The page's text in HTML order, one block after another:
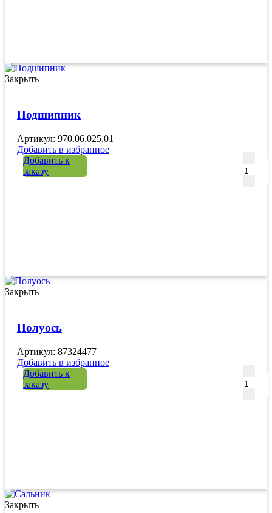
Закрыть
Подшипник
Артикул: 970.06.025.01
Добавить в избранное
Добавить к
заказу
Закрыть
Полуось
Артикул: 87324477
Добавить в избранное
Добавить к
заказу
Закрыть